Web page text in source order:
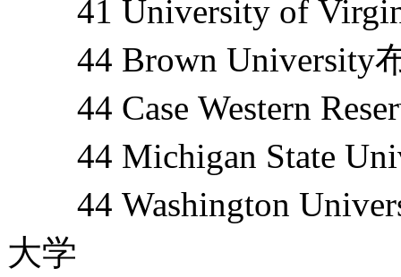
41 University of
44 Brown University
44 Case Western
44 Michigan State
44 Washington
大学